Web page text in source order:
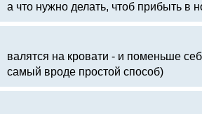
а что нужно делать, чтоб прибыть в
валятся на кровати - и поменьше
самый вроде простой способ)